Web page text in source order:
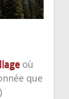
où
que
)